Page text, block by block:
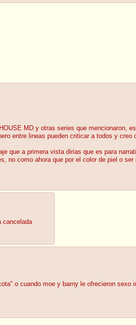
MD y otras series que mencionaron,
entre lineas pueden criticar a todos y
que a primera vista dirias que es para
no como ahora que por el color de piel o
cancelada
o cuando moe y barny le ofrecieron sexo